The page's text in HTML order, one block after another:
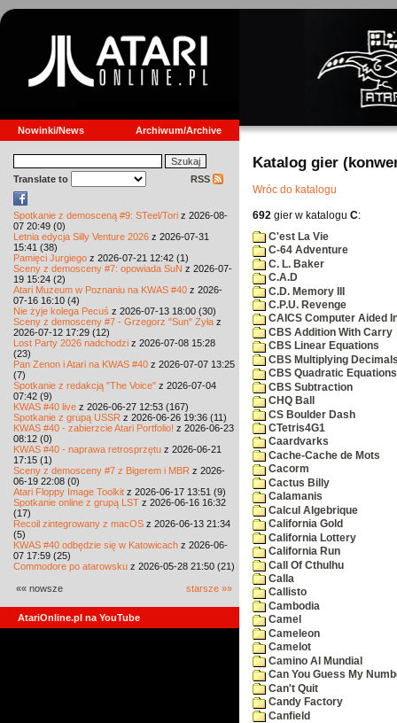
Nowinki/News Archiwum/Archive
Translate to RSS
Spotkanie z demosceną #9: STeel/Tori z 2026-08-
07 20:49 (0)
Letnia edycja Silly Venture 2026 z 2026-07-31
15:41 (38)
Pamięci Jurgiego z 2026-07-21 12:42 (1)
Sceny z demosceny #7: opowiada SuN z 2026-07-
19 15:24 (2)
Atari Muzeum w Poznaniu na KWAS #40 z 2026-
07-16 16:10 (4)
Nie żyje kolega Pecuś z 2026-07-13 18:00 (30)
Sceny z demosceny #7 - Grzegorz "Sun" Żyła z
2026-07-12 17:29 (12)
Lost Party 2026 nadchodzi z 2026-07-08 15:28
(23)
Pan Zenon i Atari na KWAS #40 z 2026-07-07 13:25
(7)
Spotkanie z redakcją "The Voice" z 2026-07-04
07:42 (9)
KWAS #40 live z 2026-06-27 12:53 (167)
Spotkanie z grupą USSR z 2026-06-26 19:36 (11)
KWAS #40 - zabierzcie Atari Portfolio! z 2026-06-23
08:12 (0)
KWAS #40 - naprawa retrosprzętu z 2026-06-21
17:15 (1)
Sceny z demosceny #7 z Bigerem i MBR z 2026-
06-19 22:08 (0)
Atari Floppy Image Toolkit z 2026-06-17 13:51 (9)
Spotkanie online z grupą LST z 2026-06-16 16:32
(17)
Recoil zintegrowany z macOS z 2026-06-13 21:34
(5)
KWAS #40 odbędzie się w Katowicach z 2026-06-
07 17:59 (25)
Commodore po atarowsku z 2026-05-28 21:50 (21)
«« nowsze starsze »»
AtariOnline.pl na YouTube
Katalog gier
Wróc do katalogu
692 gier w katalogu C:
C'est La Vie
C-64 Adventure
C. L. Baker
C.A.D
C.D. Memory III
C.P.U. Revenge
CAICS Computer Aided
CBS Addition With Carry
CBS Linear Equations
CBS Multiplying
CBS Quadratic Equations
CBS Subtraction
CHQ Ball
CS Boulder Dash
CTetris4G1
Caardvarks
Cache-Cache de Mots
Cacorm
Cactus Billy
Calamanis
Calcul Algebrique
California Gold
California Lottery
California Run
Call Of Cthulhu
Calla
Callisto
Cambodia
Camel
Cameleon
Camelot
Camino Al Mundial
Can You Guess My
Can't Quit
Candy Factory
Canfield